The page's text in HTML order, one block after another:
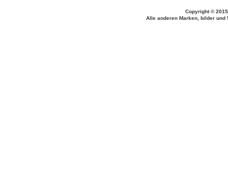
Copyright ©
Alle anderen Marken, bilder und